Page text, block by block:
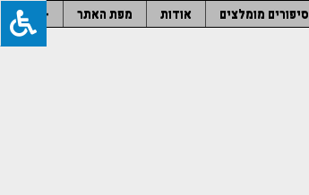
סיפורים מומלצים אודות מפת האתר –